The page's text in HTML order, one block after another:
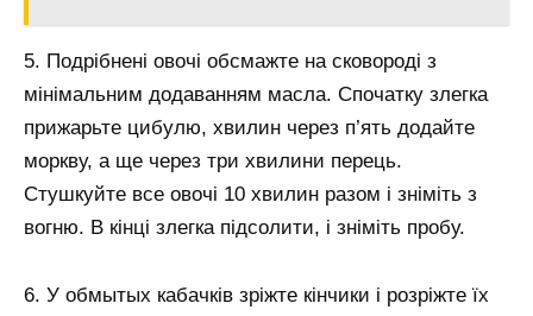
5. Подрібнені овочі обсмажте на сковороді з
мінімальним додаванням масла. Спочатку злегка
прижарьте цибулю, хвилин через п’ять додайте
моркву, а ще через три хвилини перець.
Стушкуйте все овочі 10 хвилин разом і зніміть з
вогню. В кінці злегка підсолити, і зніміть пробу.
6. У обмытых кабачків зріжте кінчики і розріжте їх